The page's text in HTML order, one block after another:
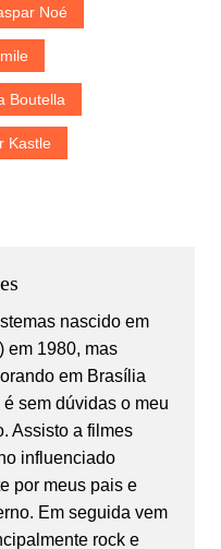
Noé
Boutella
Kastle
nascido em
em 1980, mas
em Brasília
sem dúvidas o meu
Assisto a filmes
influenciado
por meus pais e
Em seguida vem
rock e